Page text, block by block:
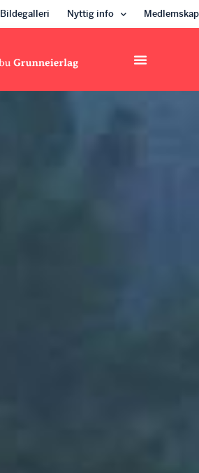
Bildegalleri Nyttig info Medlemskap